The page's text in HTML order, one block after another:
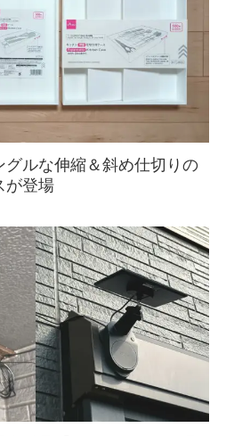
グルな伸縮＆斜め仕切りの
が登場